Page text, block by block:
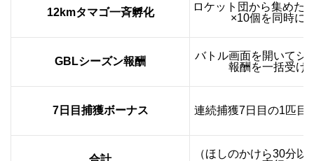
12kmタマゴ一斉孵化
ロケット団から集めた
×10個を同時に
GBLシーズン報酬
バトル画面を開いてシ
報酬を一括受け
7日目捕獲ボーナス 連続捕獲7日目の1匹目
（ほしのかけら30分以